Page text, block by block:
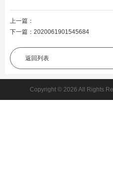
上一篇：
下一篇： 2020061901545684
返回列表
Copyright © 2026 All Rights